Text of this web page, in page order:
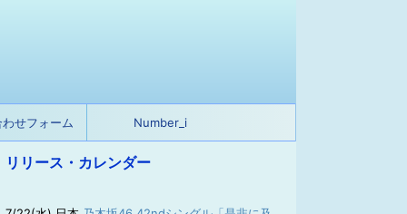
せフォーム Number_i
リリース・カレンダー